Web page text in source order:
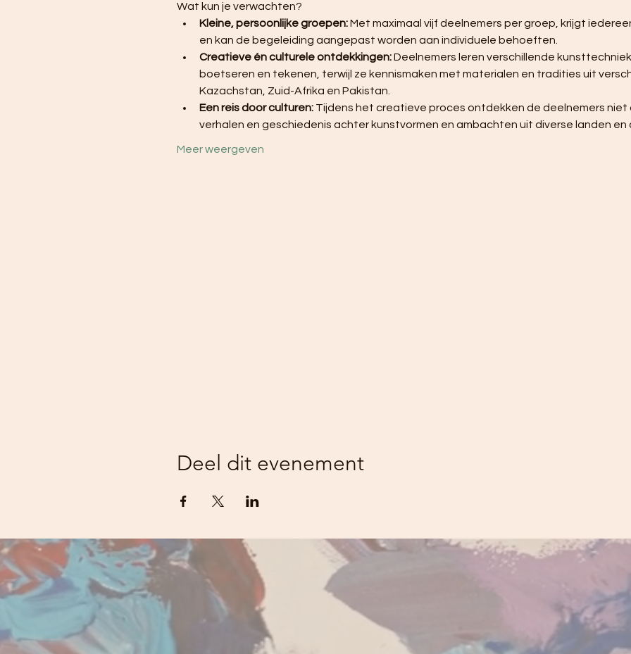
Wat kun je verwachten?
Kleine, persoonlijke groepen: Met maximaal vijf deelnemers per groep, krijgt
en kan de begeleiding aangepast worden aan individuele behoeften.
Creatieve én culturele ontdekkingen: Deelnemers leren verschillende
boetseren en tekenen, terwijl ze kennismaken met materialen en tradities uit
Kazachstan, Zuid-Afrika en Pakistan.
Een reis door culturen: Tijdens het creatieve proces ontdekken de deelnemers niet
verhalen en geschiedenis achter kunstvormen en ambachten uit diverse landen en
Meer weergeven
Deel dit evenement